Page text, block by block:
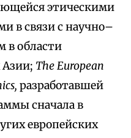
этическими
в связи с научно–
в области
The European
разработавшей
сначала в
европейских